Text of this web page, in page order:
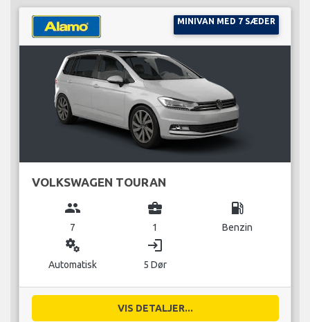
MINIVAN MED 7 SÆDER
VOLKSWAGEN TOURAN
group
7
business_center
1
local_gas_station
Benzin
miscellaneous_services
Automatisk
login
5 Dør
VIS DETALJER...